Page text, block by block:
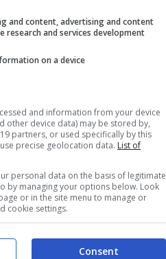
thriller alquanto cupi,
ex detenuto pentito
del suo omicidio.
and content, advertising and content
research and services development
on a device
and information from your device
other device data) may be stored by,
partners, or used specifically by this
precise geolocation data. List of
personal data on the basis of legitimate
by managing your options below. Look
or in the site menu to manage or
cookie settings.
Consent